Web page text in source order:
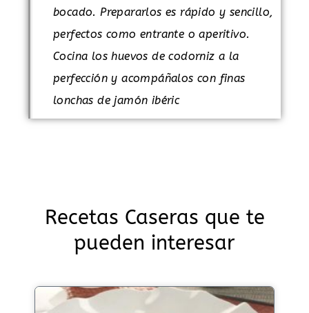
bocado. Prepararlos es rápido y sencillo,
perfectos como entrante o aperitivo.
Cocina los huevos de codorniz a la
perfección y acompáñalos con finas
lonchas de jamón ibéric
Recetas Caseras que te
pueden interesar